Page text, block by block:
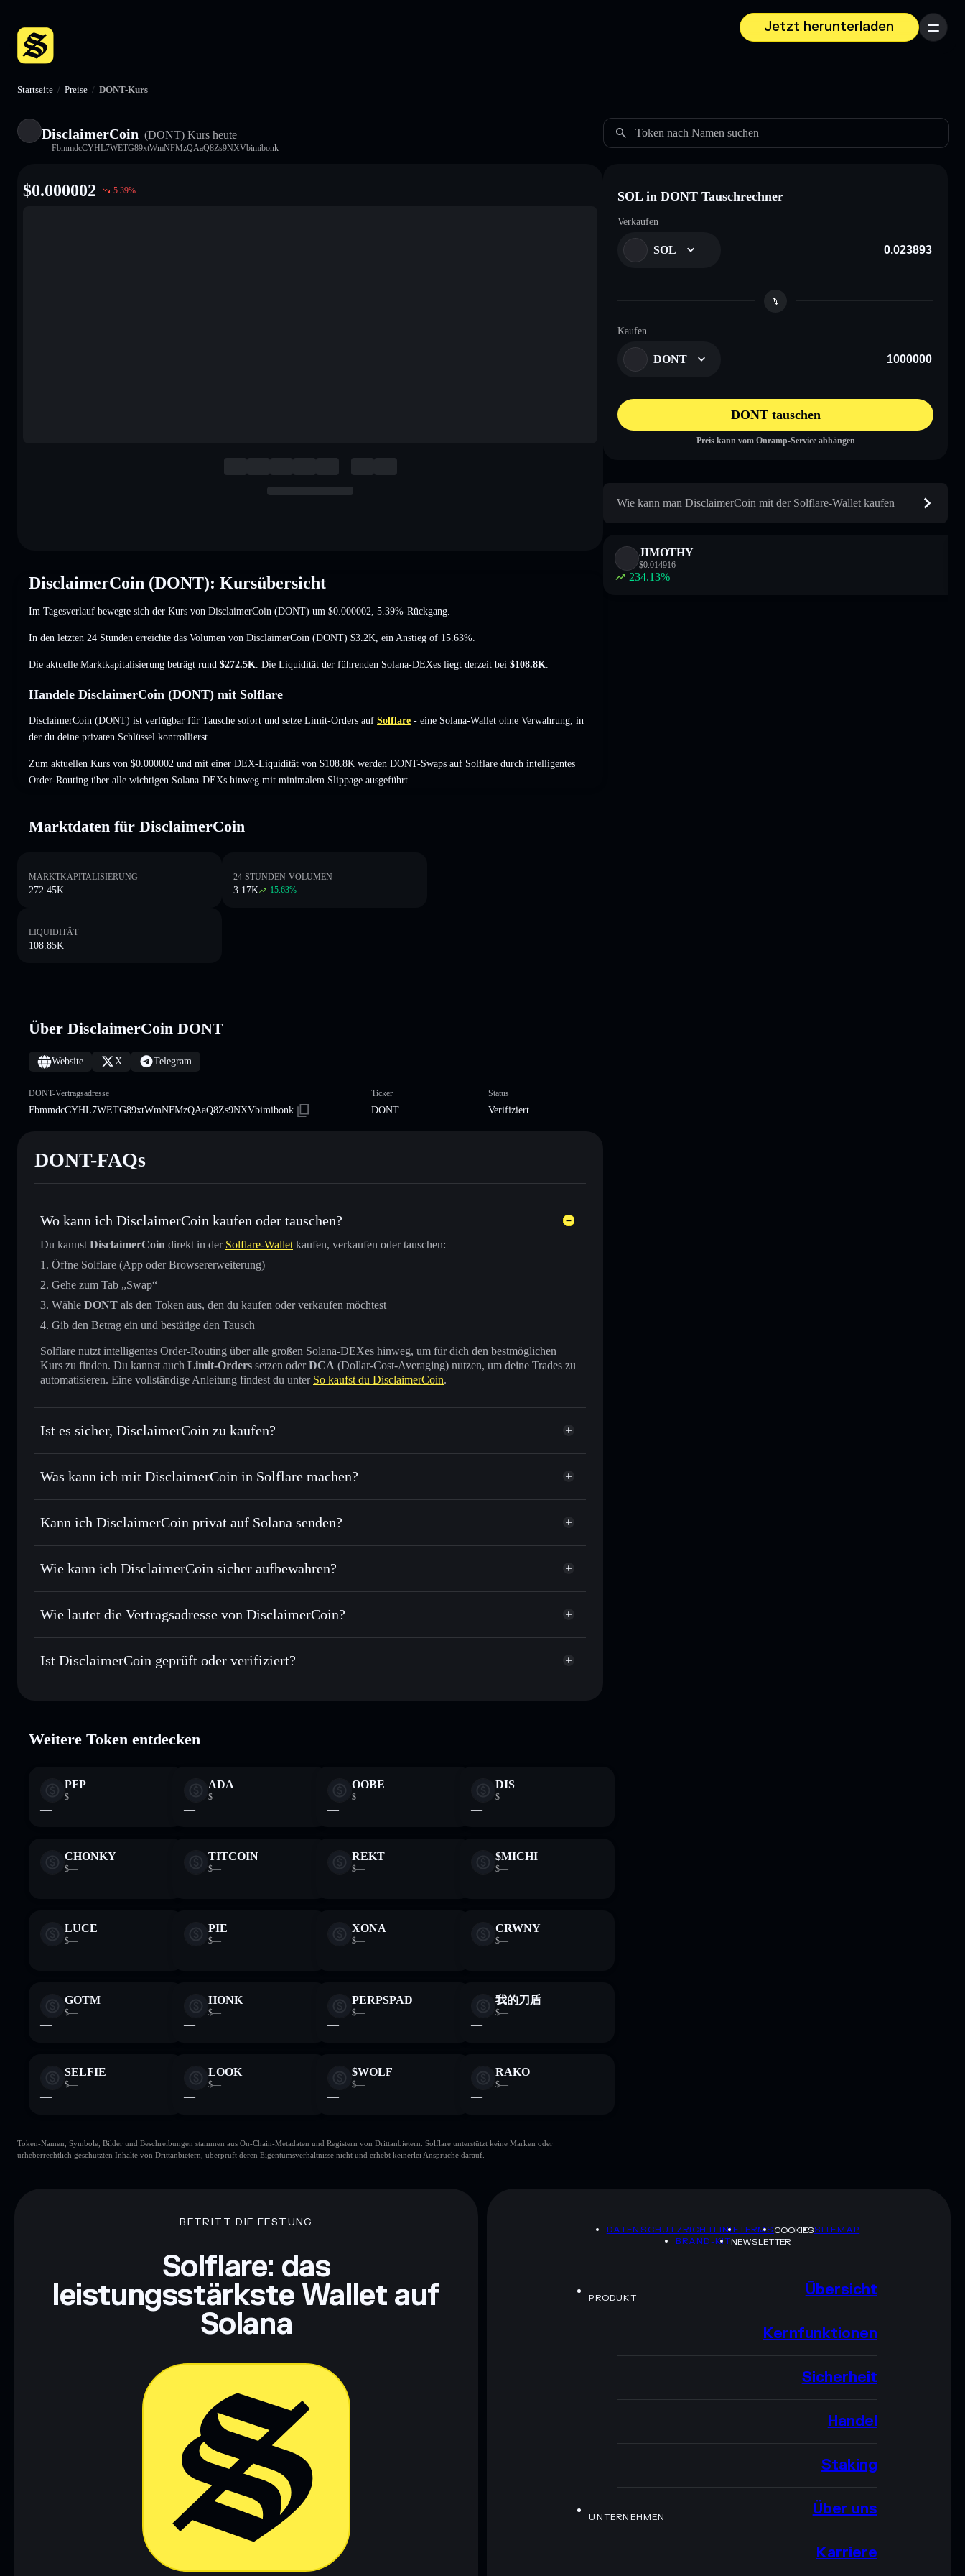
Jetzt herunterladen
Menü
Startseite / Preise / DONT-Kurs
DisclaimerCoin (DONT) Kurs heute
FbmmdcCYHL7WETG89xtWmNFMzQAaQ8Zs9NXVbimibonk
Token nach Namen suchen
$0.000002 5.39%
DisclaimerCoin (DONT): Kursübersicht
Im Tagesverlauf bewegte sich der Kurs von DisclaimerCoin (DONT) um $0.000002 , 5.39%-Rückgang
In den letzten 24 Stunden erreichte das Volumen von DisclaimerCoin (DONT) $3.2K ein Anstieg of 15.63%
Die aktuelle Marktkapitalisierung beträgt rund $272.5K . Die Liquidität der führenden Solana-DEXes liegt derzeit bei $108.8K
Handele DisclaimerCoin (DONT) mit Solflare
DisclaimerCoin (DONT) ist verfügbar für Tausche sofort und setze Limit-Orders auf Solflare - eine Solana-Wallet ohne Verwahrung, in
der du deine privaten Schlüssel kontrollierst.
Zum aktuellen Kurs von $0.000002 und mit einer DEX-Liquidität von $108.8K werden DONT-Swaps auf Solflare durch intelligentes
Order-Routing über alle wichtigen Solana-DEXs hinweg mit minimalem Slippage ausgeführt.
Marktdaten für DisclaimerCoin
MARKTKAPITALISIERUNG
272.45K
24-STUNDEN-VOLUMEN
3.17K 15.63%
LIQUIDITÄT
108.85K
Über DisclaimerCoin DONT
Website X Telegram
DONT-Vertragsadresse
FbmmdcCYHL7WETG89xtWmNFMzQAaQ8Zs9NXVbimibonk
Ticker
DONT
Status
Verifiziert
DONT-FAQs
Wo kann ich DisclaimerCoin kaufen oder tauschen?
Du kannst DisclaimerCoin direkt in der Solflare-Wallet kaufen, verkaufen oder tauschen:
Öffne Solflare (App oder Browsererweiterung)
Gehe zum Tab „Swap“
Wähle DONT als den Token aus, den du kaufen oder verkaufen möchtest
Gib den Betrag ein und bestätige den Tausch
Solflare nutzt intelligentes Order-Routing über alle großen Solana-DEXes hinweg, um für dich den bestmöglichen
Kurs zu finden. Du kannst auch Limit-Orders setzen oderDCA (Dollar-Cost-Averaging) nutzen, um deine Trades zu
automatisieren. Eine vollständige Anleitung findest du unter So kaufst du DisclaimerCoin.
Ist es sicher, DisclaimerCoin zu kaufen?
DisclaimerCoin verifizierter Token
Was kann ich mit DisclaimerCoin in Solflare machen?
DisclaimerCoin
Solflare-Wallet
Sofort tauschen– handle DONT gegen SOL, USDC oder Tausende anderer Solana-Tokens mit intelligentem
Durchschnittskosteneffekt nutzen – Schritt für Schritt per Durchschnittskosteneffekt in DONT einsteigen
Privat senden– übertrage DONT, ohne Wallets öffentlich zu verknüpfen, mithilfe des in Solflare integrierten
Privacy Aggregators
kontrollierst
Kann ich DisclaimerCoin privat auf Solana senden?
Solflare-Wallet Privacy Aggregator DisclaimerCoin
Wie kann ich DisclaimerCoin sicher aufbewahren?
DisclaimerCoin nicht verwahrenden Wallet Solflare
Privacy Aggregator
Wie lautet die Vertragsadresse von DisclaimerCoin?
DisclaimerCoin
FbmmdcCYHL7WETG89xtWmNFMzQAaQ8Zs9NXVbimibonk
Solflare-
Ist DisclaimerCoin geprüft oder verifiziert?
Weitere Token entdecken
PFP
$—
—
ADA
$—
—
OOBE
$—
—
DIS
$—
—
CHONKY
$—
—
TITCOIN
$—
—
REKT
$—
—
$MICHI
$—
—
LUCE
$—
—
PIE
$—
—
XONA
$—
—
CRWNY
$—
—
GOTM
$—
—
HONK
$—
—
PERPSPAD
$—
—
我的刀盾
$—
—
SELFIE
$—
—
LOOK
$—
—
$WOLF
$—
—
RAKO
$—
—
Token-Namen, Symbole, Bilder und Beschreibungen stammen aus On-Chain-Metadaten und Registern von Drittanbietern. Solflare unterstützt keine Marken oder
urheberrechtlich geschützten Inhalte von Drittanbietern, überprüft deren Eigentumsverhältnisse nicht und erhebt keinerlei Ansprüche darauf.
SOL in DONT Tauschrechner
Verkaufen
SOL
Kaufen
DONT
DONT tauschen
Preis kann vom Onramp-Service abhängen
Wie kann man DisclaimerCoin mit der Solflare-Wallet kaufen
JIMOTHY
$0.014916
234.13%
BETRITT DIE FESTUNG
Solflare: das
leistungsstärkste Wallet auf
Solana
DATENSCHUTZRICHTLINIETERMSCOOKIESSITEMAP
BRAND-KITNEWSLETTER
PRODUKT Übersicht
Kernfunktionen
Sicherheit
Handel
Staking
UNTERNEHMEN Über uns
Karriere